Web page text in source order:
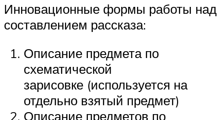
Инновационные формы работы над
составлением рассказа:
Описание предмета по
схематической
зарисовке (используется на
отдельно взятый предмет)
Описание предметов по